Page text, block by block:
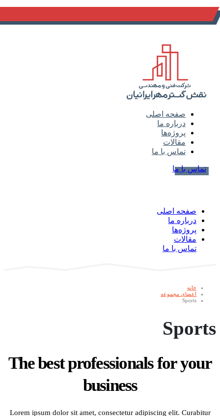
صفحه اصلی
درباره ما
پروژه‌ها
مقالات
تماس با ما
تماس با ما
صفحه اصلی
درباره ما
پروژه‌ها
مقالات
تماس با ما
خانه
اعضای مجموعه
Sports
Sports
The best professionals for your
business
Lorem ipsum dolor sit amet, consectetur adipiscing elit. Curabitur